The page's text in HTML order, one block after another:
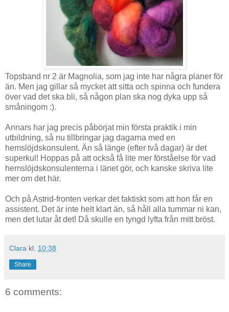
Topsband nr 2 är Magnolia, som jag inte har några planer för
än. Men jag gillar så mycket att sitta och spinna och fundera
över vad det ska bli, så någon plan ska nog dyka upp så
småningom :).
Annars har jag precis påbörjat min första praktik i min
utbildning, så nu tillbringar jag dagarna med en
hemslöjdskonsulent. Än så länge (efter två dagar) är det
superkul! Hoppas på att också få lite mer förståelse för vad
hemslöjdskonsulenterna i länet gör, och kanske skriva lite
mer om det här.
Och på Astrid-fronten verkar det faktiskt som att hon får en
assistent. Det är inte helt klart än, så håll alla tummar ni kan,
men det lutar åt det! Då skulle en tyngd lyfta från mitt bröst.
Clara kl. 10:38
Share
6 comments: